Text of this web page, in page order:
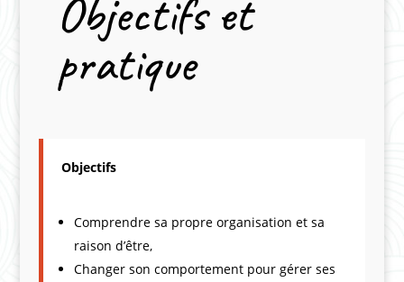
Objectifs et
pratique
Objectifs
Comprendre sa propre organisation et sa
raison d’être,
Changer son comportement pour gérer ses